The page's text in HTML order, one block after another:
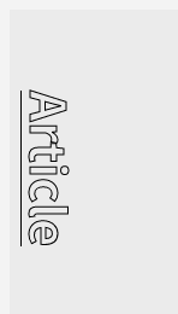
Article